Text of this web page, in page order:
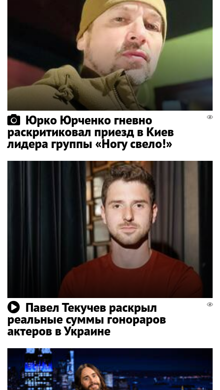
Юрко Юрченко гневно
раскритиковал приезд в Киев
лидера группы «Ногу свело!»
Павел Текучев раскрыл
реальные суммы гонораров
актеров в Украине